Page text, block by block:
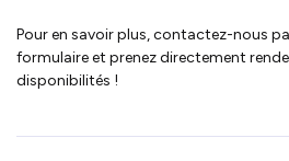
Pour en savoir plus, contactez-nous
formulaire et prenez directement
disponibilités !